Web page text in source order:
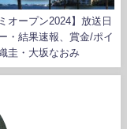
オープン2024】放送日
・結果速報、賞金/ポイ
圭・大坂なおみ